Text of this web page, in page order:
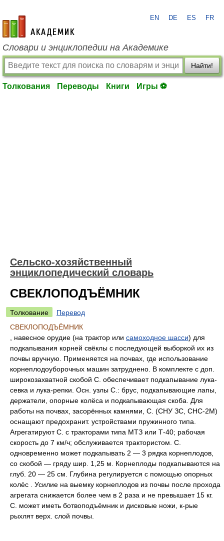
academic.ru
EN DE ES FR
Словари и энциклопедии на Академике
Найти!
Толкования Переводы Книги Игры ⚽
Сельско-хозяйственный
энциклопедический словарь
СВЕКЛОПОДЪЁМНИК
Толкование
Перевод
СВЕКЛОПОДЪЁМНИК
, навесное орудие (на трактор или самоходное шасси) для
подкапывания корней свёклы с последующей выборкой их из
почвы вручную. Применяется на почвах, где использование
корнеплодоуборочных машин затруднено. В комплекте с доп.
широкозахватной скобой С. обеспечивает подкапывание лука-
севка и лука-репки. Осн. узлы С.: брус, подкапывающие лапы,
держатели, опорные колёса и подкапывающая скоба. Для
работы на почвах, засорённых камнями, С. (СНУ ЗС, СНС-2М)
оснащают предохранит. устройствами пружинного типа.
Агрегатируют С. с тракторами типа МТЗ или Т-40; рабочая
скорость до 7 км/ч; обслуживается трактористом. С.
одновременно может подкапывать 2 — 3 рядка корнеплодов,
со скобой — гряду шир. 1,25 м. Корнеплоды подкапываются на
глуб. 20 — 25 см. Глубина регулируется с помощью опорных
колёс . Усилие на выемку корнеплодов из почвы после прохода
агрегата снижается более чем в 2 раза и не превышает 15 кг.
С. может иметь ботвоподъёмник и дисковые ножи, к-рые
рыхлят верх. слой почвы.